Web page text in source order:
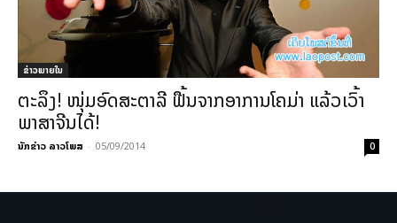
ຂ່າວພາຍ​ໃນ
ຕະລຶງ! ໜຸ່ມອົດສະຕາລີ ຟື້ນຈາກອາການໂຄມ່າ ແລ້ວເວົ້າ
ພາສາຈີນໄດ້!
ນັກຂ່າວ ລາວໂພສ - 05/09/2014 0